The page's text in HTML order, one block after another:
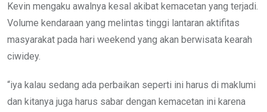
Kevin mengaku awalnya kesal akibat kemacetan yang terjadi.
Volume kendaraan yang melintas tinggi lantaran aktifitas
masyarakat pada hari weekend yang akan berwisata kearah
ciwidey.
“iya kalau sedang ada perbaikan seperti ini harus di maklumi
dan kitanya juga harus sabar dengan kemacetan ini karena